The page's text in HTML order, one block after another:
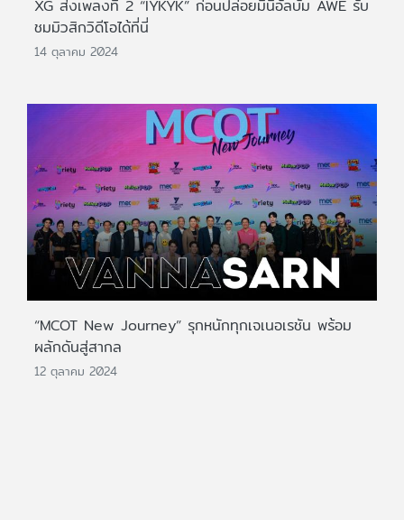
XG ส่งเพลงที่ 2 “IYKYK” ก่อนปล่อยมินิอัลบั้ม AWE รับ
ชมมิวสิกวิดีโอได้ที่นี่
14 ตุลาคม 2024
“MCOT New Journey” รุกหนักทุกเจเนอเรชัน พร้อม
ผลักดันสู่สากล
12 ตุลาคม 2024